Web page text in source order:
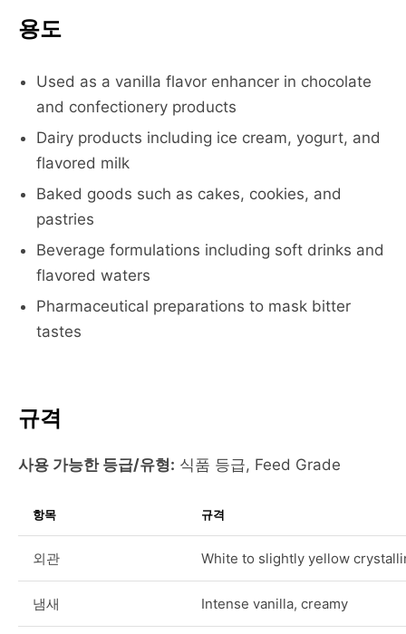
용도
Used as a vanilla flavor enhancer in chocolate
and confectionery products
Dairy products including ice cream, yogurt, and
flavored milk
Baked goods such as cakes, cookies, and
pastries
Beverage formulations including soft drinks and
flavored waters
Pharmaceutical preparations to mask bitter
tastes
규격
사용 가능한 등급/유형: 식품 등급, Feed Grade
항목 규격
외관 White to slightly yellow
냄새 Intense vanilla, creamy